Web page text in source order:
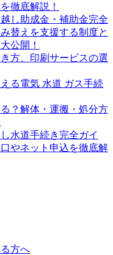
徹底解説！
し助成金・補助金完全
替えを支援する制度と
公開！
方、印刷サービスの選
る電気 水道 ガス手続
？解体・運搬・処分方
水道手続き完全ガイ
やネット申込を徹底解
方へ